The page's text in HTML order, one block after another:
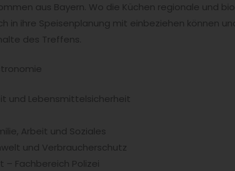
aus Bayern. Wo die Küchen regionale und
in ihre Speisenplanung mit einbeziehen können
des Treffens.
und Lebensmittelsicherheit
Arbeit und Soziales
und Verbraucherschutz
Fachbereich Polizei